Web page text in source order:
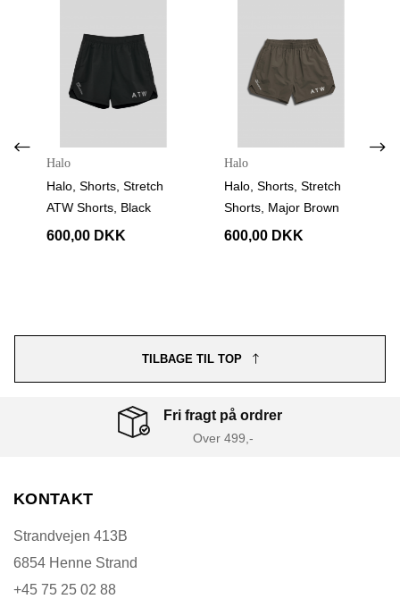
Halo
Halo, Shorts, Stretch
ATW Shorts, Black
600,00 DKK
Halo
Halo, Shorts, Stretch
Shorts, Major Brown
600,00 DKK
TILBAGE TIL TOP
Fri fragt på ordrer
Over 499,-
KONTAKT
Strandvejen 413B
6854 Henne Strand
+45 75 25 02 88